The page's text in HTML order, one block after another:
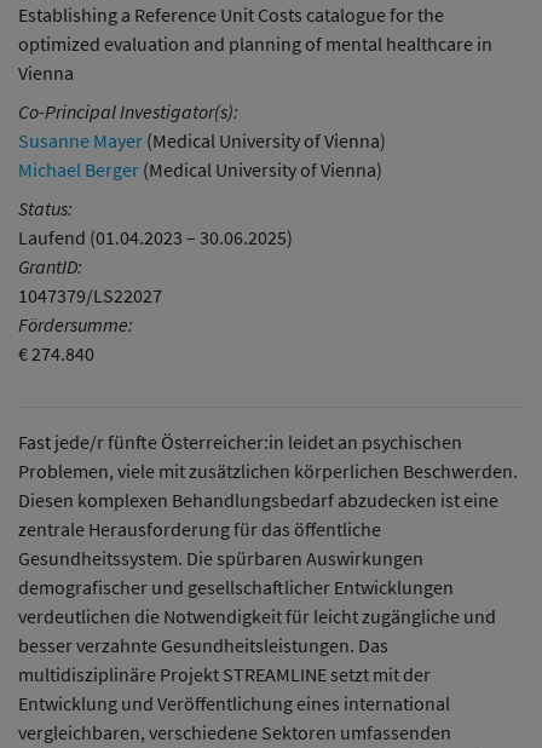
Establishing a Reference Unit Costs catalogue for the
optimized evaluation and planning of mental healthcare in
Vienna
Co-Principal Investigator(s):
Susanne Mayer (Medical University of Vienna)
Michael Berger (Medical University of Vienna)
Status:
Laufend (01.04.2023 – 30.06.2025)
GrantID:
1047379/LS22027
Fördersumme:
€ 274.840
Fast jede/r fünfte Österreicher:in leidet an psychischen
Problemen, viele mit zusätzlichen körperlichen Beschwerden.
Diesen komplexen Behandlungsbedarf abzudecken ist eine
zentrale Herausforderung für das öffentliche
Gesundheitssystem. Die spürbaren Auswirkungen
demografischer und gesellschaftlicher Entwicklungen
verdeutlichen die Notwendigkeit für leicht zugängliche und
besser verzahnte Gesundheitsleistungen. Das
multidisziplinäre Projekt STREAMLINE setzt mit der
Entwicklung und Veröffentlichung eines international
vergleichbaren, verschiedene Sektoren umfassenden